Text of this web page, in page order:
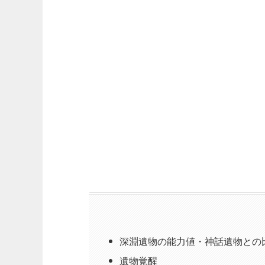
深淵遺物の能力値・神話遺物との
遺物覚醒